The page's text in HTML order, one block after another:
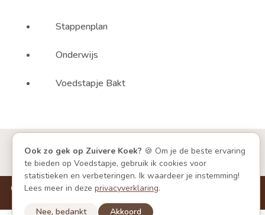
Stappenplan
Onderwijs
Voedstapje Bakt
Blijf op de hoogte!
Copyright ©2025Voedstapje. Alle rechten voorbehouden.
Ook zo gek op Zuivere Koek? 🍪 Om je de beste ervaring
te bieden op Voedstapje, gebruik ik cookies voor
statistieken en verbeteringen. Ik waardeer je instemming!
Lees meer in deze privacyverklaring.
Nee, bedankt Akkoord